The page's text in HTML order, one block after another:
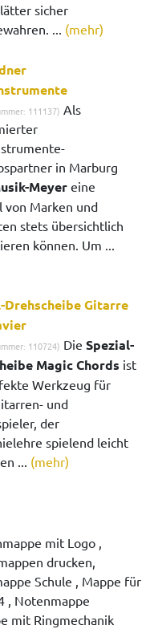
sicher
... (mehr)
111137) Als
in Marburg
Meyereine
von Marken und
stets übersichtlich
können. Um ...
Drehscheibe Gitarre
110724) DieSpezial-
Magic Chords ist
Werkzeug für
und
der
spielend leicht
... (mehr)
mit Logo ,
drucken,
Schule , Mappe für
, Notenmappe
mit Ringmechanik